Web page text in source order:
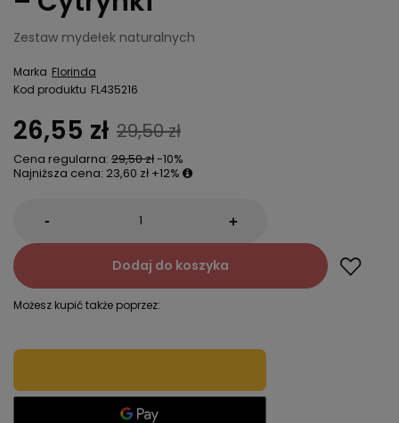
Zestaw mydełek naturalnych
Marka Florinda
Kod produktu FL435216
26,55 zł 29,50 zł
Cena regularna: 29,50 zł-10%
Najniższa cena: 23,60 zł +12%
- +
Dodaj do koszyka
Możesz kupić także poprzez: